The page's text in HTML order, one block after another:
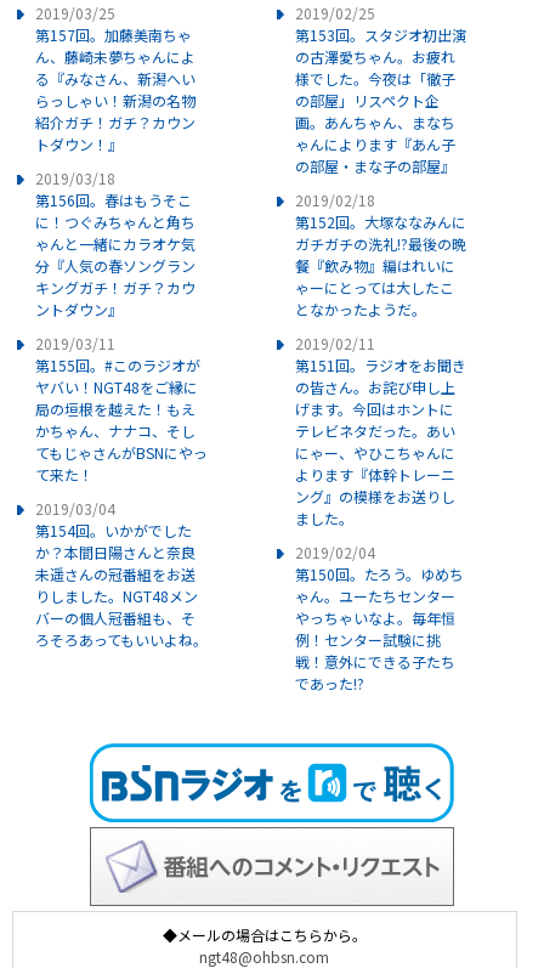
2019/03/25
第157回。加藤美南ちゃ
ん、藤崎未夢ちゃんによ
る『みなさん、新潟へい
らっしゃい！新潟の名物
紹介ガチ！ガチ？カウン
トダウン！』
2019/03/18
第156回。春はもうそこ
に！つぐみちゃんと角ち
ゃんと一緒にカラオケ気
分『人気の春ソングラン
キングガチ！ガチ？カウ
ントダウン』
2019/03/11
第155回。#このラジオが
ヤバい！NGT48をご縁に
局の垣根を越えた！もえ
かちゃん、ナナコ、そし
てもじゃさんがBSNにやっ
て来た！
2019/03/04
第154回。いかがでした
か？本間日陽さんと奈良
未遥さんの冠番組をお送
りしました。NGT48メン
バーの個人冠番組も、そ
ろそろあってもいいよね。
2019/02/25
第153回。スタジオ初出演
の古澤愛ちゃん。お疲れ
様でした。今夜は「徹子
の部屋」リスペクト企
画。あんちゃん、まなち
ゃんによります『あん子
の部屋・まな子の部屋』
2019/02/18
第152回。大塚ななみんに
ガチガチの洗礼!?最後の晩
餐『飲み物』編はれいに
ゃーにとっては大したこ
となかったようだ。
2019/02/11
第151回。ラジオをお聞き
の皆さん。お詫び申し上
げます。今回はホントに
テレビネタだった。あい
にゃー、やひこちゃんに
よります『体幹トレーニ
ング』の模様をお送りし
ました。
2019/02/04
第150回。たろう。ゆめち
ゃん。ユーたちセンター
やっちゃいなよ。毎年恒
例！センター試験に挑
戦！意外にできる子たち
であった!?
◆メールの場合はこちらから。
ngt48@ohbsn.com